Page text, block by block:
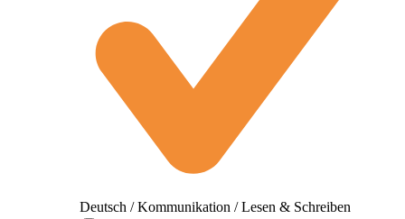
Deutsch / Kommunikation / Lesen & Schreiben